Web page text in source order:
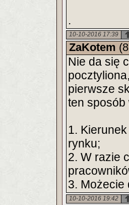
.
10-10-2016 17:39
ZaKotem
Nie da się
pierwsze
ten sposób
1.
rynku;
2. W razie
3. Możecie
10-10-2016 19:42